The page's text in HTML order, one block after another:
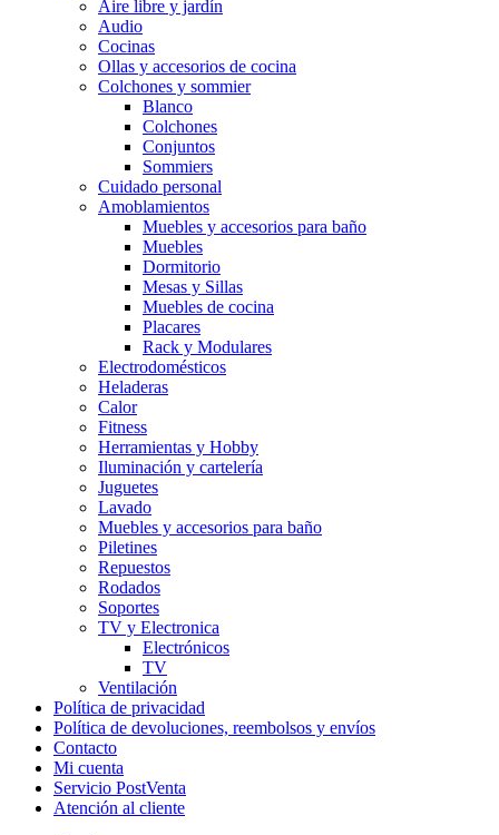
Aire libre y jardín
Audio
Cocinas
Ollas y accesorios de cocina
Colchones y sommier
Blanco
Colchones
Conjuntos
Sommiers
Cuidado personal
Amoblamientos
Muebles y accesorios para baño
Muebles
Dormitorio
Mesas y Sillas
Muebles de cocina
Placares
Rack y Modulares
Electrodomésticos
Heladeras
Calor
Fitness
Herramientas y Hobby
Iluminación y cartelería
Juguetes
Lavado
Muebles y accesorios para baño
Piletines
Repuestos
Rodados
Soportes
TV y Electronica
Electrónicos
TV
Ventilación
Política de privacidad
Política de devoluciones, reembolsos y envíos
Contacto
Mi cuenta
Servicio PostVenta
Atención al cliente